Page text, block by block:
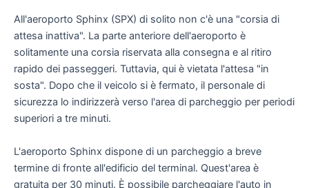
All'aeroporto Sphinx (SPX) di solito non c'è una "corsia di
attesa inattiva". La parte anteriore dell'aeroporto è
solitamente una corsia riservata alla consegna e al ritiro
rapido dei passeggeri. Tuttavia, qui è vietata l'attesa "in
sosta". Dopo che il veicolo si è fermato, il personale di
sicurezza lo indirizzerà verso l'area di parcheggio per periodi
superiori a tre minuti.
L'aeroporto Sphinx dispone di un parcheggio a breve
termine di fronte all'edificio del terminal. Quest'area è
gratuita per 30 minuti. È possibile parcheggiare l'auto in